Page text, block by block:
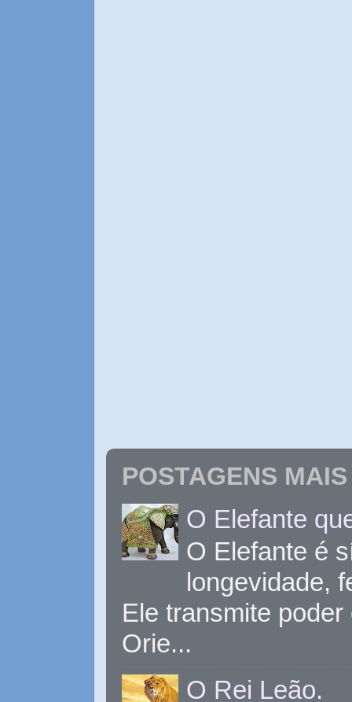
POSTAGENS
O Elefante
O Elefante é
longevidade,
Ele transmite
Orie...
O Rei Leão.